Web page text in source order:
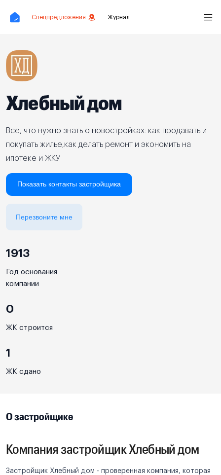
Спецпредложения Журнал
Хлебный дом
Все, что нужно знать о новостройках: как продавать и
покупать жилье,как делать ремонт и экономить на
ипотеке и ЖКУ
Показать контакты застройщика
Перезвоните мне
1913
Год основания
компании
0
ЖК строится
1
ЖК сдано
О застройщике
Компания застройщик Хлебный дом
Застройщик Хлебный дом - проверенная компания, которая